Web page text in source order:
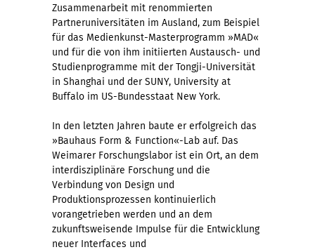
Zusammenarbeit mit renommierten
Partneruniversitäten im Ausland, zum Beispiel
für das Medienkunst-Masterprogramm »MAD«
und für die von ihm initiierten Austausch- und
Studienprogramme mit der Tongji-Universität
in Shanghai und der SUNY, University at
Buffalo im US-Bundesstaat New York.
In den letzten Jahren baute er erfolgreich das
»Bauhaus Form & Function«-Lab auf. Das
Weimarer Forschungslabor ist ein Ort, an dem
interdisziplinäre Forschung und die
Verbindung von Design und
Produktionsprozessen kontinuierlich
vorangetrieben werden und an dem
zukunftsweisende Impulse für die Entwicklung
neuer Interfaces und